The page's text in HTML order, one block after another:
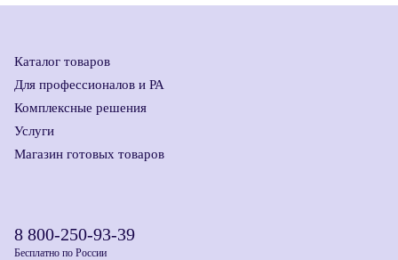
Каталог товаров
Для профессионалов и РА
Комплексные решения
Услуги
Магазин готовых товаров
8 800-250-93-39
Бесплатно по России